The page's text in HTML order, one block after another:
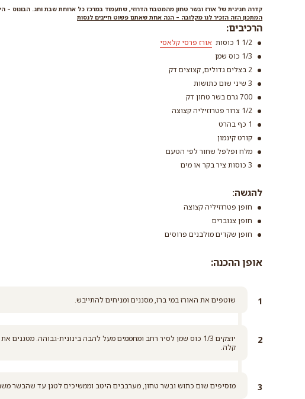
קדרה חגיגית של אורז ובשר טחון מהמטבח הדרוזי, שתעמוד במרכז כל ארוחת שבת וחג. הבונוס
המתכון הזה הזכיר לנו מקלובה – הנה אחת שאתם פשוט חייבים לנסות
הרכיבים:
1/2 1 כוסות אורז פרסי קלאסי
1/3 כוס שמן
2 בצלים גדולים, קצוצים דק
3 שיני שום כתושות
700 גרם בשר טחון דק
1/2 צרור פטרוזיליה קצוצה
1 כף בהרט
קורט קינמון
מלח ופלפל שחור לפי הטעם
3 כוסות ציר בקר או מים
להגשה:
חופן פטרוזיליה קצוצה
חופן צנוברים
חופן שקדים מולבנים פרוסים
אופן ההכנה:
שוטפים את האורז במי ברז, מסננים ומניחים להתייבש.
קלה.
מוסיפים שום כתוש ובשר טחון, מערבבים היטב וממשיכים לטגן עד שהבשר